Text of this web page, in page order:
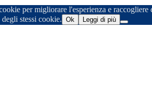
per migliorare l'esperienza e
stessi cookie. Ok Leggi di più